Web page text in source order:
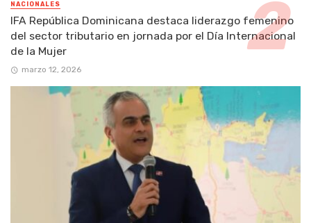
NACIONALES
IFA República Dominicana destaca liderazgo femenino
del sector tributario en jornada por el Día Internacional
de la Mujer
marzo 12, 2026